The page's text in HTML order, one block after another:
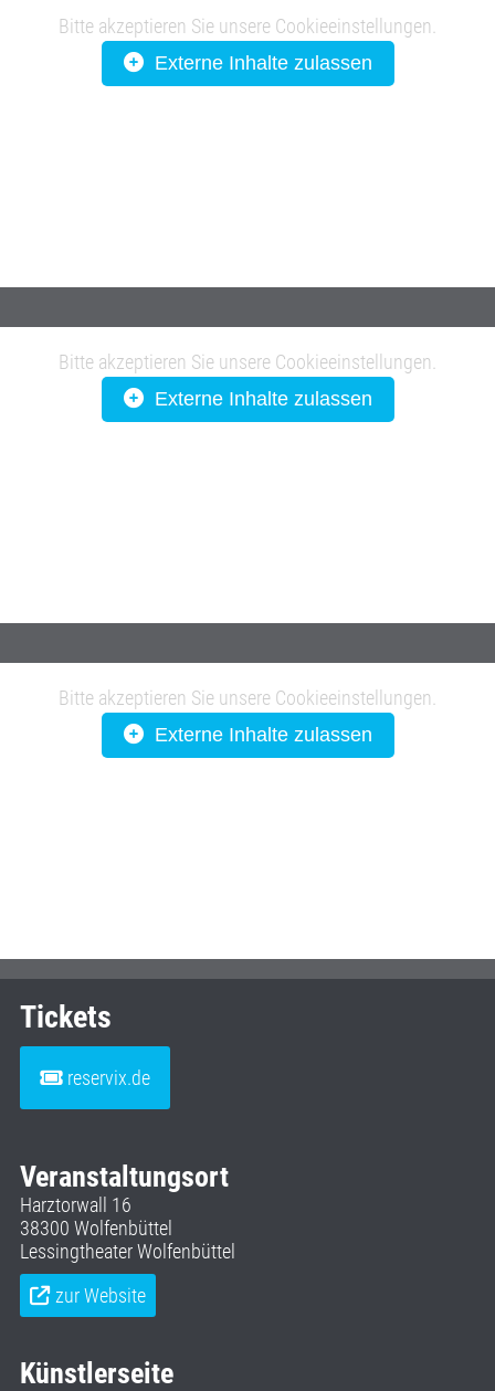
Bitte akzeptieren Sie unsere Cookieeinstellungen.
Externe Inhalte zulassen
Bitte akzeptieren Sie unsere Cookieeinstellungen.
Externe Inhalte zulassen
Bitte akzeptieren Sie unsere Cookieeinstellungen.
Externe Inhalte zulassen
Tickets
reservix.de
Veranstaltungsort
Harztorwall 16
38300 Wolfenbüttel
Lessingtheater Wolfenbüttel
zur Website
Künstlerseite